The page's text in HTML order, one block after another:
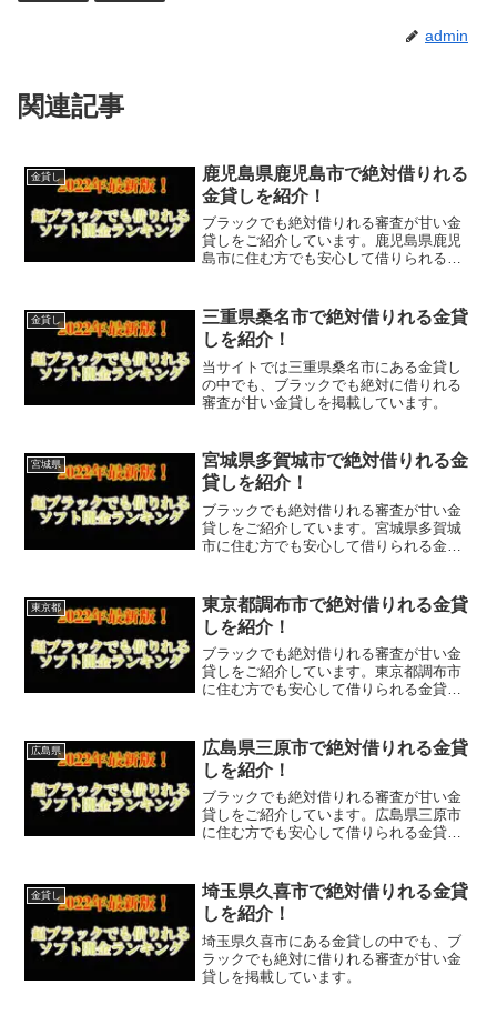
admin
関連記事
金貸し
鹿児島県鹿児島市で絶対借りれる
金貸しを紹介！
ブラックでも絶対借りれる審査が甘い金
貸しをご紹介しています。鹿児島県鹿児
島市に住む方でも安心して借りられる金
ではなく、国または鹿児島県鹿児島市で
貸金業登録をしている正規...
金貸し
三重県桑名市で絶対借りれる金貸
しを紹介！
当サイトでは三重県桑名市にある金貸し
の中でも、ブラックでも絶対に借りれる
審査が甘い金貸しを掲載しています。
宮城県
宮城県多賀城市で絶対借りれる金
貸しを紹介！
ブラックでも絶対借りれる審査が甘い金
貸しをご紹介しています。宮城県多賀城
市に住む方でも安心して借りられる金貸
はなく、国または宮城県多賀城市で貸金
業登録をしている正規の金...
東京都
東京都調布市で絶対借りれる金貸
しを紹介！
ブラックでも絶対借りれる審査が甘い金
貸しをご紹介しています。東京都調布市
に住む方でも安心して借りられる金貸し
はなく、国または東京都調布市で貸金業
登録をしている正規の金貸し...
広島県
広島県三原市で絶対借りれる金貸
しを紹介！
ブラックでも絶対借りれる審査が甘い金
貸しをご紹介しています。広島県三原市
に住む方でも安心して借りられる金貸し
はなく、国または広島県三原市で貸金業
登録をしている正規の金貸し...
金貸し
埼玉県久喜市で絶対借りれる金貸
しを紹介！
埼玉県久喜市にある金貸しの中でも、ブ
ラックでも絶対に借りれる審査が甘い金
貸しを掲載しています。